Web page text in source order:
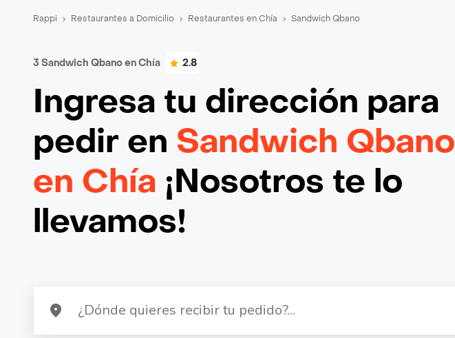
Rappi Restaurantes a Domicilio Restaurantes en Chía Sandwich Qbano
3 Sandwich Qbano en Chía 2.8
Ingresa tu dirección para
pedir en Sandwich Qbano
en Chía ¡Nosotros te lo
llevamos!